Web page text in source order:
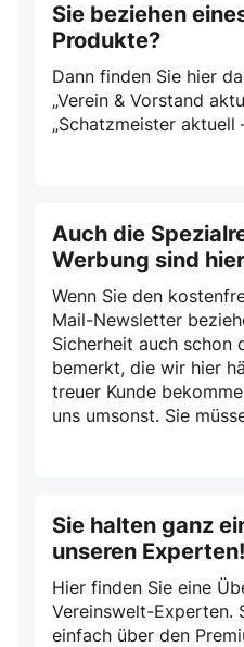
Sie beziehen
Produkte?
Dann finden Sie hier
„Verein & Vorstand
„Schatzmeister aktuell
Auch die
Werbung sind
Wenn Sie den
Mail-Newsletter
Sicherheit auch schon
bemerkt, die wir hier
treuer Kunde
uns umsonst. Sie
Sie halten ganz
unseren Experten!
Hier finden Sie eine
Vereinswelt-Experten.
einfach über den